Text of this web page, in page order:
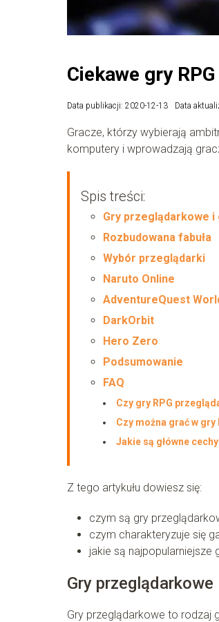
Ciekawe gry
Data publikacji: 2020-12-13 Data
Gracze, którzy wybierają
komputery i wprowadzają
Spis treści:
Gry przeglądarkowe i
Rozbudowana fabuła
Wybór przeglądarki
Naruto Online
AdventureQuest
DarkOrbit
Hero Zero
Podsumowanie
FAQ
Czy gry RPG
Czy można grać w
Jakie są główne
Z tego artykułu dowiesz się:
czym są gry
czym charakteryzuje się
jakie są najpopularniejsze
Gry
Gry przeglądarkowe to rodzaj